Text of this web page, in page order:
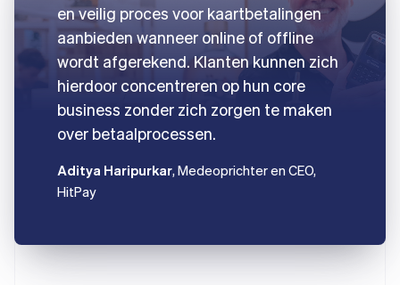
en veilig proces voor kaartbetalingen
aanbieden wanneer online of offline
wordt afgerekend. Klanten kunnen zich
hierdoor concentreren op hun core
business zonder zich zorgen te maken
over betaalprocessen.
Aditya Haripurkar, Medeoprichter en CEO,
HitPay